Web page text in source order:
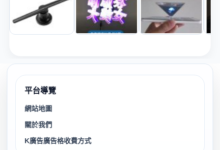
平台導覽
網站地圖
關於我們
K廣告廣告格收費方式